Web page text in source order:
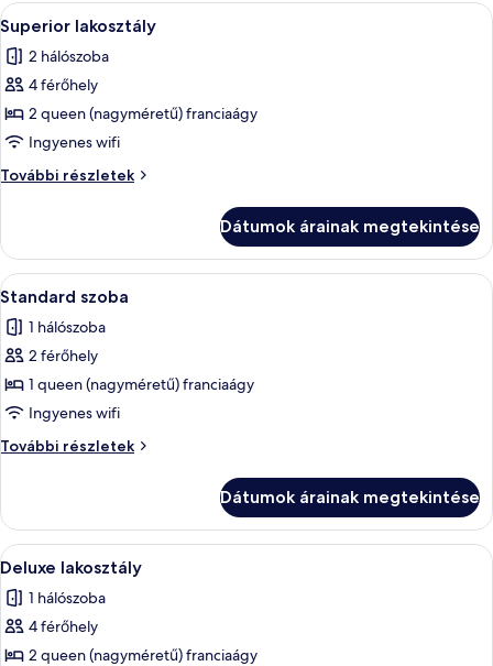
A
következő
szoba
összes
képének
megtekintése:
Superior
lakosztály
Egy modern nappali, melyben
5
Superior lakosztály
2 hálószoba
4 férőhely
2 queen (nagyméretű) franciaágy
Ingyenes wifi
További részletek
Superior
Dátumok árainak megtekintése
A
következő
szoba
összes
képének
megtekintése:
Standard
szoba
Egy modern szállodai szoba,
2
Standard szoba
1 hálószoba
2 férőhely
1 queen (nagyméretű) franciaágy
Ingyenes wifi
További részletek
Standard
Dátumok árainak megtekintése
A
következő
szoba
összes
képének
Egy modern szállodai szoba,
6
Deluxe lakosztály
1 hálószoba
4 férőhely
2 queen (nagyméretű) franciaágy